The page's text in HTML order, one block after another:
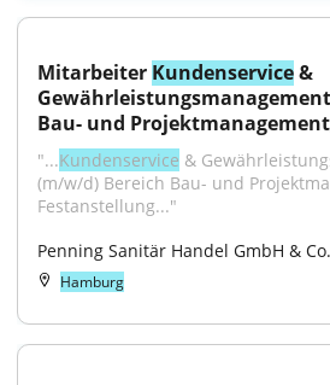
Mitarbeiter Kundenservice &
Bau- und
"...Kundenservice &
(m/w/d) Bereich Bau- und
Festanstellung..."
Penning Sanitär Handel GmbH &
Hamburg